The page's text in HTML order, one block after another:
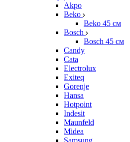
Akpo
Beko
Beko 45 см
Bosch
Bosch 45 см
Candy
Cata
Electrolux
Exiteq
Gorenje
Hansa
Hotpoint
Indesit
Maunfeld
Midea
Samsung